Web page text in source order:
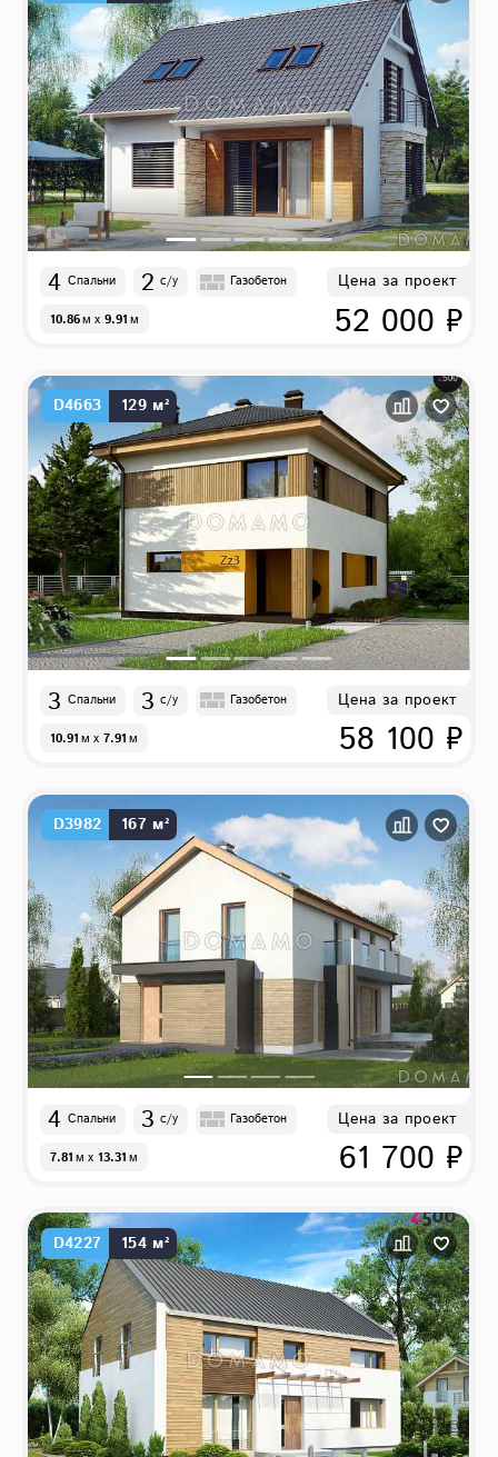
4 Спальни 2 с/у Газобетон
10.86м x 9.91м
Цена за проект
52 000 ₽
D4663 129 м²
3 Спальни 3 с/у Газобетон
10.91м x 7.91м
Цена за проект
58 100 ₽
D3982 167 м²
4 Спальни 3 с/у Газобетон
7.81м x 13.31м
Цена за проект
61 700 ₽
D4227 154 м²